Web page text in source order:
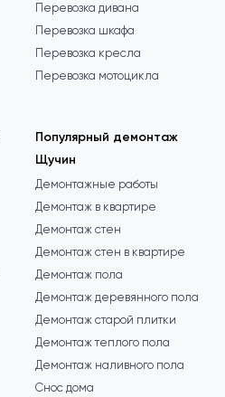
Перевозка дивана
Перевозка шкафа
Перевозка кресла
Перевозка мотоцикла
Популярный демонтаж
Щучин
Демонтажные работы
Демонтаж в квартире
Демонтаж стен
Демонтаж стен в квартире
Демонтаж пола
Демонтаж деревянного пола
Демонтаж старой плитки
Демонтаж теплого пола
Демонтаж наливного пола
Снос дома